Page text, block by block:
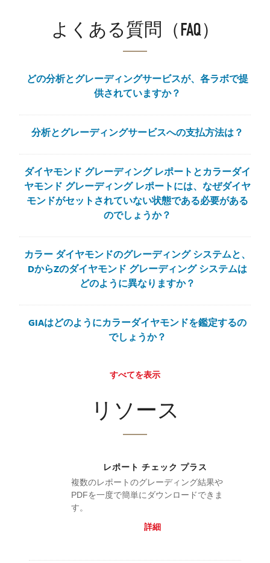
よくある質問（FAQ）
どの分析とグレーディングサービスが、各ラボで提
供されていますか？
分析とグレーディングサービスへの支払方法は？
ダイヤモンド グレーディング レポートとカラーダイ
ヤモンド グレーディング レポートには、なぜダイヤ
モンドがセットされていない状態である必要がある
のでしょうか？
カラー ダイヤモンドのグレーディング システムと、
DからZのダイヤモンド グレーディング システムは
どのように異なりますか？
GIAはどのようにカラーダイヤモンドを鑑定するの
でしょうか？
すべてを表示
リソース
レポート チェック プラス
複数のレポートのグレーディング結果や
PDFを一度で簡単にダウンロードできま
す。
詳細